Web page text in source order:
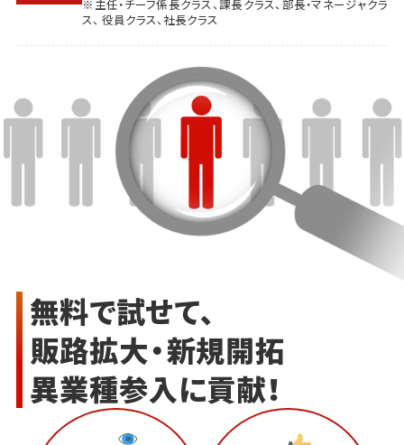
※主任・チーフ係長クラス、課長クラス、部長・マネージャクラ
ス、 役員クラス、社長クラス
無料で試せて、
販路拡大・新規開拓
異業種参入に貢献！